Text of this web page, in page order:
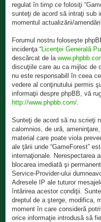
regulat în timp ce folosiţi
sunteţi de acord să intraţi sub
momentul actualizării/
Forumul nostru foloseşte
incidenţa “Licenţei Generală
descărcat de la
discuţiile care au ca mijloc de
nu este responsabill în ceea
vedere al conţinutului permis
informaţii despre phpBB, vă
http://www.phpbb.com/
Sunteţi de acord să nu scrieţi
calomnios, de ură,
material care poate viola
ale ţării unde “GameForest”
internaţionale. Nerespectarea
blocarea imediată şi
Service-Provider-ului
Adresele IP ale tuturor
întărirea acestor condiţii.
dreptul de a şterge, modifica,
moment în care consideră
orice informaţie introdusă să